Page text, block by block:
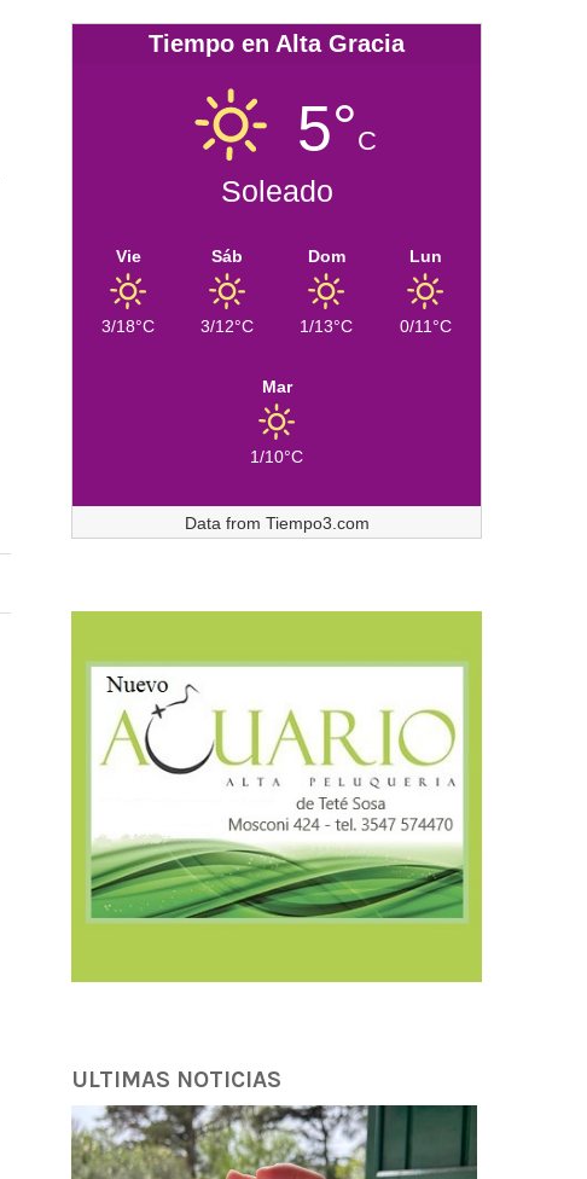
07/08/2026
Tiempo en Alta Gracia
5°C
Soleado
Vie
3/18°C
Sáb
3/12°C
Dom
1/13°C
Lun
0/11°C
Mar
1/10°C
Data from Tiempo3.com
ULTIMAS NOTICIAS